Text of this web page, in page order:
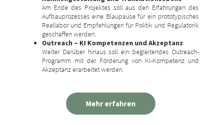
Am Ende des Projektes soll aus den Erfahrungen des
Aufbauprozesses eine Blaupause für ein prototypisches
Reallabor und Empfehlungen für Politik und Regulatorik
geschaffen werden.
Outreach – KI Kompetenzen und Akzeptanz
Weiter Darüber hinaus soll ein begleitendes Outreach-
Programm mit der Förderung von KI-Kompetenz und
Akzeptanz erarbeitet werden.
Mehr erfahren